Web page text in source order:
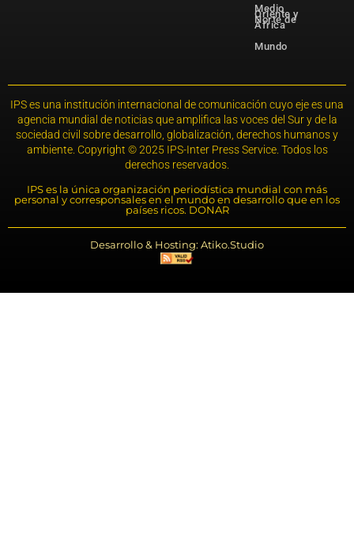
Medio
Oriente y
Norte de
África
Mundo
IPS es una institución internacional de comunicación cuyo eje es una
agencia mundial de noticias que amplifica las voces del Sur y de la
sociedad civil sobre desarrollo, globalización, derechos humanos y
ambiente. Copyright © 2025 IPS-Inter Press Service. Todos los
derechos reservados.
IPS es la única organización periodística mundial con más
personal y corresponsales en el mundo en desarrollo que en los
países ricos. DONAR
Desarrollo & Hosting: Atiko.Studio